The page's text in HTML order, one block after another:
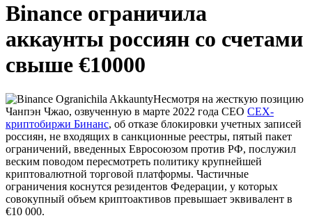
Binance ограничила
аккаунты россиян со счетами
свыше €10000
Несмотря на жесткую позицию
Чанпэн Чжао, озвученную в марте 2022 года CEO CEX-
криптобиржи Бинанс, об отказе блокировки учетных записей
россиян, не входящих в санкционные реестры, пятый пакет
ограничений, введенных Евросоюзом против РФ, послужил
веским поводом пересмотреть политику крупнейшей
криптовалютной торговой платформы. Частичные
ограничения коснутся резидентов Федерации, у которых
совокупный объем криптоактивов превышает эквивалент в
€10 000.